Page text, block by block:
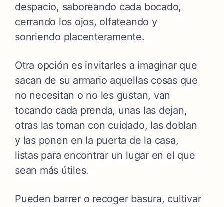
despacio, saboreando cada bocado,
cerrando los ojos, olfateando y
sonriendo placenteramente.
Otra opción es invitarles a imaginar que
sacan de su armario aquellas cosas que
no necesitan o no les gustan, van
tocando cada prenda, unas las dejan,
otras las toman con cuidado, las doblan
y las ponen en la puerta de la casa,
listas para encontrar un lugar en el que
sean más útiles.
Pueden barrer o recoger basura, cultivar